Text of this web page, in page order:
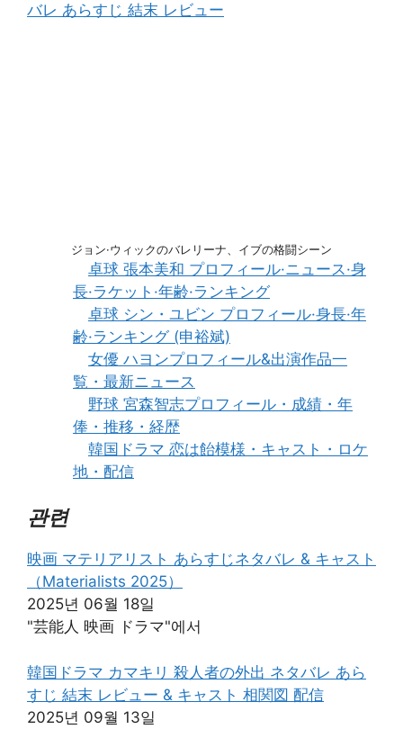
バレ あらすじ 結末 レビュー
ジョン·ウィックのバレリーナ、イブの格闘シーン
卓球 張本美和 プロフィール·ニュース·身
長·ラケット·年齢·ランキング
卓球 シン・ユビン プロフィール·身長·年
齢·ランキング (申裕斌)
女優 ハヨンプロフィール&出演作品一
覧・最新ニュース
野球 宮森智志プロフィール・成績・年
俸・推移・経歴
韓国ドラマ 恋は飴模様・キャスト・ロケ
地・配信
관련
映画 マテリアリスト あらすじネタバレ & キャスト
（Materialists 2025）
2025년 06월 18일
"芸能人 映画 ドラマ"에서
韓国ドラマ カマキリ 殺人者の外出 ネタバレ あら
すじ 結末 レビュー & キャスト 相関図 配信
2025년 09월 13일